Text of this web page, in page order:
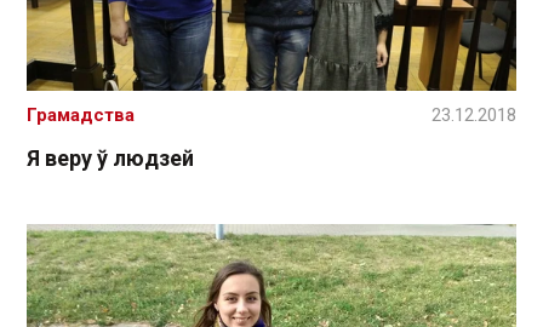
Я веру ў людзей
Грамадства 23.12.2018